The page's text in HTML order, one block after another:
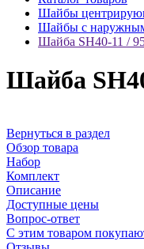
Шайбы
Шайбы с
Шайба SH40-11 /
Шайба
Вернуться в раздел
Обзор товара
Набор
Комплект
Описание
Доступные цены
Вопрос-ответ
С этим товаром